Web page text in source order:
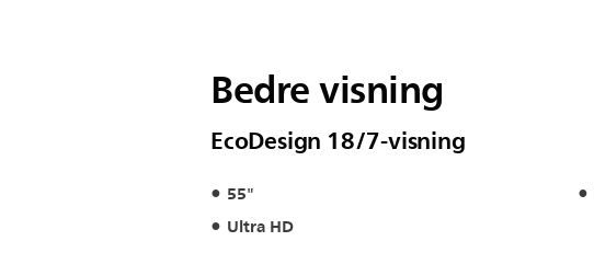
Bedre visning
EcoDesign 18/7-visning
55"
Ultra HD